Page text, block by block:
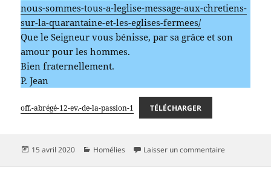
nous-sommes-tous-a-leglise-message-aux-chretiens-
sur-la-quarantaine-et-les-eglises-fermees/
Que le Seigneur vous bénisse, par sa grâce et son
amour pour les hommes.
Bien fraternellement.
P. Jean
off.-abrégé-12-ev.-de-la-passion-1 TÉLÉCHARGER
Publié
15 avril 2020 Catégories
Homélies Laisser un commentairesur Matines